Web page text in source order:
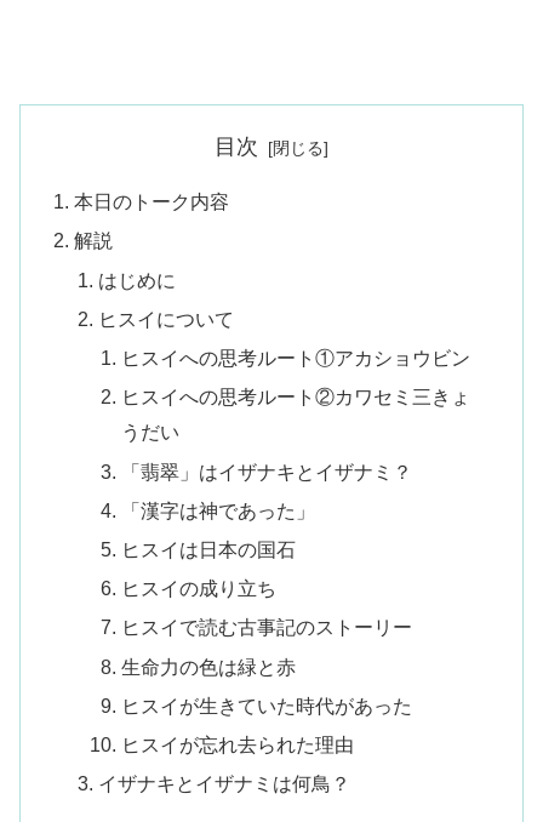
目次
本日のトーク内容
解説
はじめに
ヒスイについて
ヒスイへの思考ルート①アカショウビン
ヒスイへの思考ルート②カワセミ三きょ
うだい
「翡翠」はイザナキとイザナミ？
「漢字は神であった」
ヒスイは日本の国石
ヒスイの成り立ち
ヒスイで読む古事記のストーリー
生命力の色は緑と赤
ヒスイが生きていた時代があった
ヒスイが忘れ去られた理由
イザナキとイザナミは何鳥？